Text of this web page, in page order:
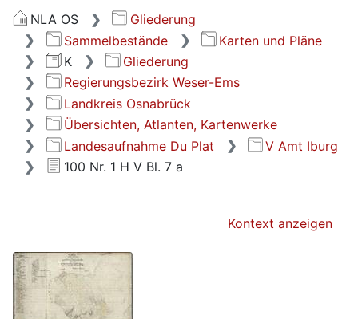
NLA OS
Gliederung
Sammelbestände
Karten und Pläne
K
Gliederung
Regierungsbezirk Weser-Ems
Landkreis Osnabrück
Übersichten, Atlanten, Kartenwerke
Landesaufnahme Du Plat
V Amt Iburg
100 Nr. 1 H V Bl. 7 a
Kontext anzeigen